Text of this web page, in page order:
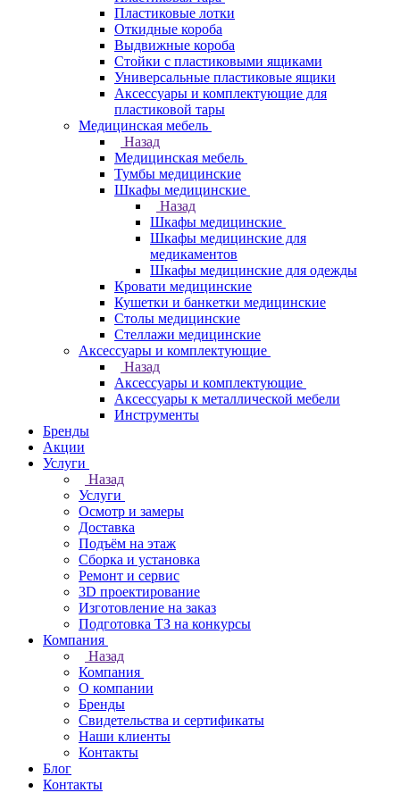
Пластиковые лотки
Откидные короба
Выдвижные короба
Стойки с пластиковыми ящиками
Универсальные пластиковые ящики
Аксессуары и комплектующие для
пластиковой тары
Медицинская мебель
Назад
Медицинская мебель
Тумбы медицинские
Шкафы медицинские
Назад
Шкафы медицинские
Шкафы медицинские для
медикаментов
Шкафы медицинские для одежды
Кровати медицинские
Кушетки и банкетки медицинские
Столы медицинские
Стеллажи медицинские
Аксессуары и комплектующие
Назад
Аксессуары и комплектующие
Аксессуары к металлической мебели
Инструменты
Бренды
Акции
Услуги
Назад
Услуги
Осмотр и замеры
Доставка
Подъём на этаж
Сборка и установка
Ремонт и сервис
3D проектирование
Изготовление на заказ
Подготовка ТЗ на конкурсы
Компания
Назад
Компания
О компании
Бренды
Свидетельства и сертификаты
Наши клиенты
Контакты
Блог
Контакты